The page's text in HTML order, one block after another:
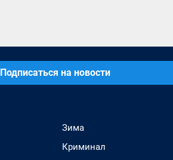
Подписаться на новости
Зима
Криминал